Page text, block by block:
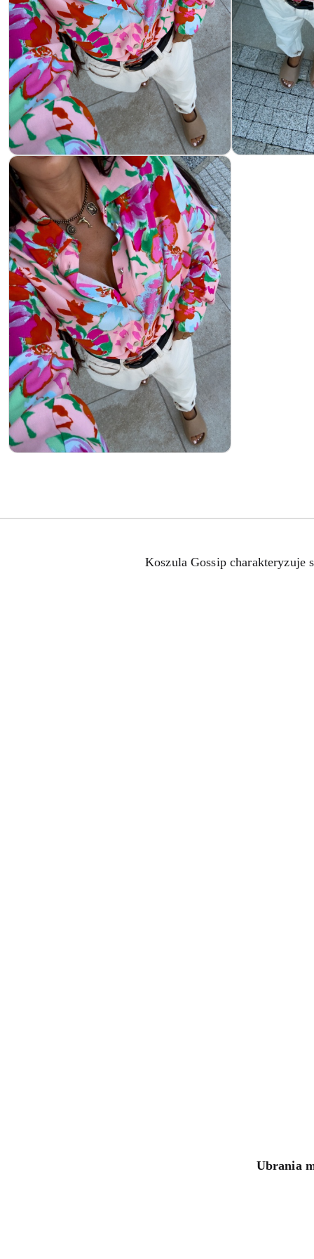
Koszula Gossip charakteryzuje
Ubrania